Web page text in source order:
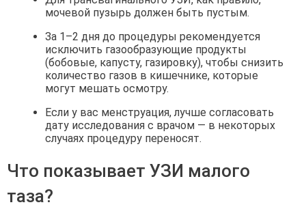
мочевой пузырь должен быть пустым.
За 1–2 дня до процедуры рекомендуется
исключить газообразующие продукты
(бобовые, капусту, газировку), чтобы снизить
количество газов в кишечнике, которые
могут мешать осмотру.
Если у вас менструация, лучше согласовать
дату исследования с врачом — в некоторых
случаях процедуру переносят.
Что показывает УЗИ малого
таза?